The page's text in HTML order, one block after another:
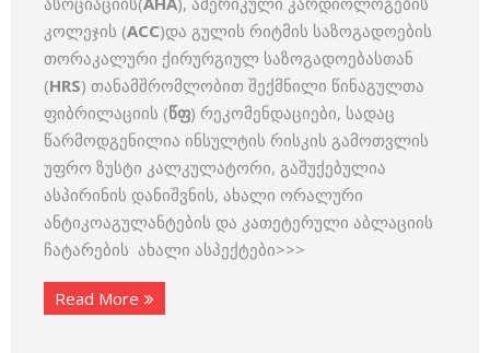
კოლეჯის (ACC)და გულის რიტმის საზოგადოების
თორაკალური ქირურგიულ საზოგადოებასთან
(HRS) თანამშრომლობით შექმნილი წინაგულთა
ფიბრილაციის (წფ) რეკომენდაციები, სადაც
წარმოდგენილია ინსულტის რისკის გამოთვლის
უფრო ზუსტი კალკულატორი, გაშუქებულია
ასპირინის დანიშვნის, ახალი ორალური
ანტიკოაგულანტების და კათეტერული აბლაციის
ჩატარების ახალი ასპექტები>>>
Read More